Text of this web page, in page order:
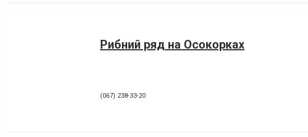
Рибний ряд на Осокорках
(067) 238-33-20